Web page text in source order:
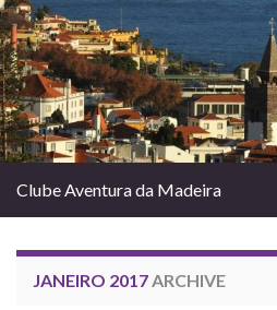
Clube Aventura da Madeira
JANEIRO 2017ARCHIVE